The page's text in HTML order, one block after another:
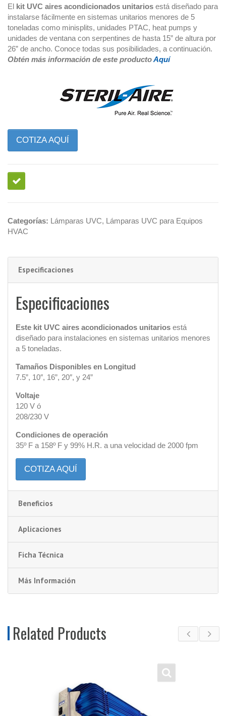
El kit UVC aires acondicionados unitarios está diseñado para
instalarse fácilmente en sistemas unitarios menores de 5
toneladas como minisplits, unidades PTAC, heat pumps y
unidades de ventana con serpentines de hasta 15” de altura por
26” de ancho. Conoce todas sus posibilidades, a continuación.
Obtén más información de este productoAquí
COTIZA AQUÍ
Categorías: Lámparas UVC, Lámparas UVC para Equipos
HVAC
Especificaciones
Especificaciones
Este kit UVC aires acondicionados unitarios está
diseñado para instalaciones en sistemas unitarios menores
a 5 toneladas.
Tamaños Disponibles en Longitud
7.5”, 10″, 16”, 20″, y 24”
Voltaje
120 V ó
208/230 V
Condiciones de operación
35º F a 158º F y 99% H.R. a una velocidad de 2000 fpm
COTIZA AQUÍ
Beneficios
Aplicaciones
Ficha Técnica
Más Información
Related Products